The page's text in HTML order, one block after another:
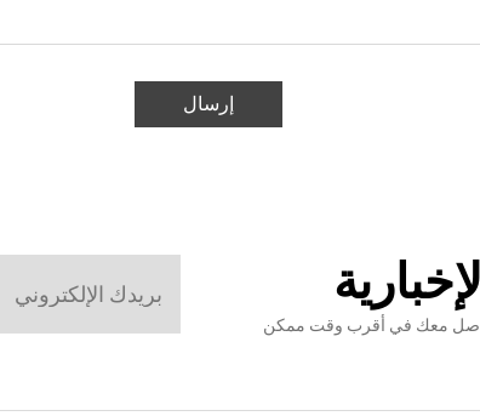
إرسال
معك في أقرب وقت ممكن